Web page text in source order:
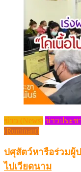
ข่าว (News) ข่าวประช
(Ruminant)
ปศุสัตว์หารือร่วมผู้
ไปเวียดนาม